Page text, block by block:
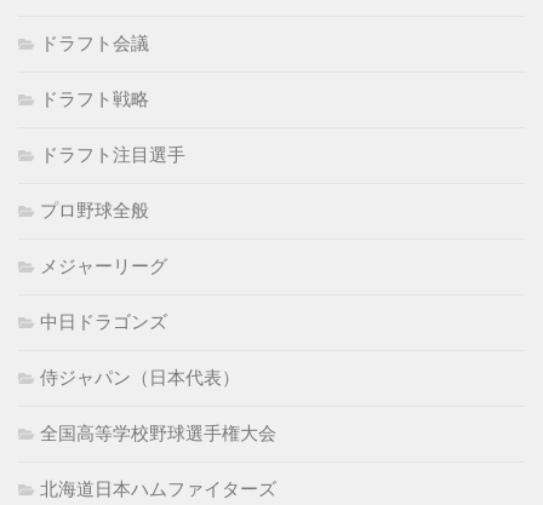
ドラフト会議
ドラフト戦略
ドラフト注目選手
プロ野球全般
メジャーリーグ
中日ドラゴンズ
侍ジャパン（日本代表）
全国高等学校野球選手権大会
北海道日本ハムファイターズ